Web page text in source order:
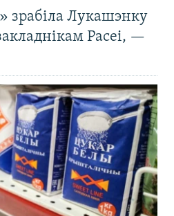
зрабіла Лукашэнку
Расеі, —